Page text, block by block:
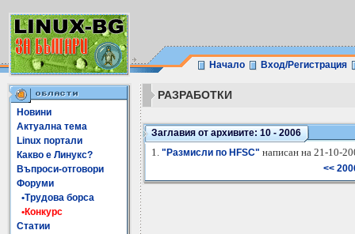
Начало Вход/Регистрация
Новини
Актуална тема
Linux портали
Какво е Линукс?
Въпроси-отговори
Форуми
•Трудова борса
•Конкурс
Статии
РАЗРАБОТКИ
Заглавия от архивите: 10 - 2006
1. "Размисли по HFSC" написан на 21-10-
<<